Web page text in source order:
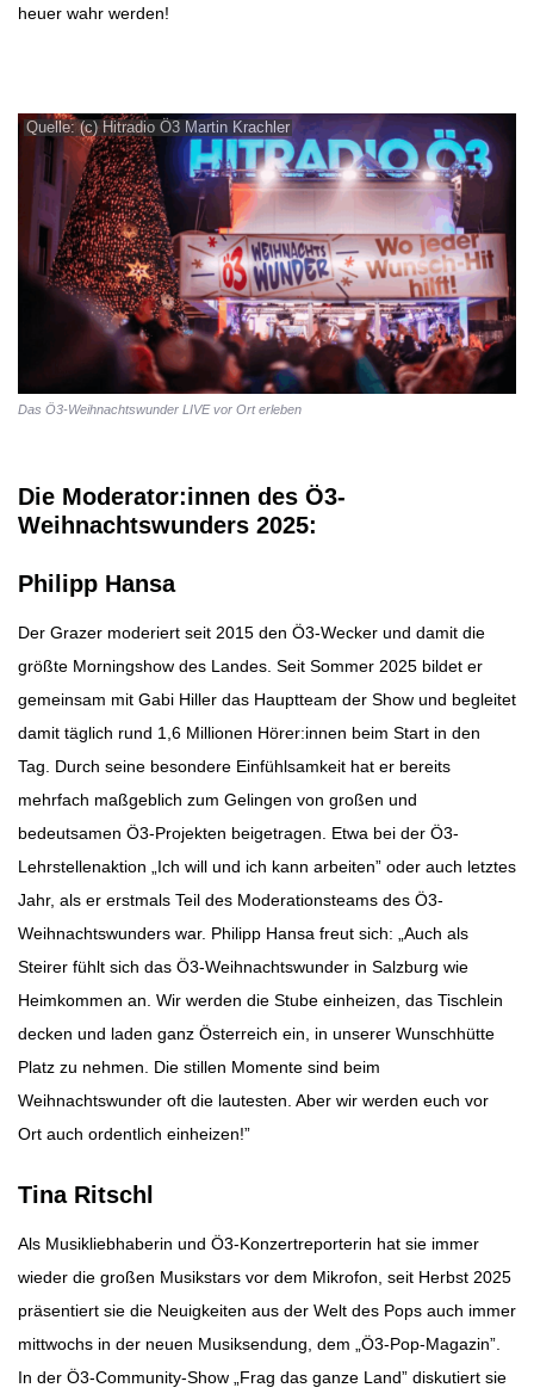
heuer wahr werden!
Quelle: (c) Hitradio Ö3 Martin Krachler
Das Ö3-Weihnachtswunder LIVE vor Ort erleben
Die Moderator:innen des Ö3-
Weihnachtswunders 2025:
Philipp Hansa
Der Grazer moderiert seit 2015 den Ö3-Wecker und damit die
größte Morningshow des Landes. Seit Sommer 2025 bildet er
gemeinsam mit Gabi Hiller das Hauptteam der Show und begleitet
damit täglich rund 1,6 Millionen Hörer:innen beim Start in den
Tag. Durch seine besondere Einfühlsamkeit hat er bereits
mehrfach maßgeblich zum Gelingen von großen und
bedeutsamen Ö3-Projekten beigetragen. Etwa bei der Ö3-
Lehrstellenaktion „Ich will und ich kann arbeiten” oder auch letztes
Jahr, als er erstmals Teil des Moderationsteams des Ö3-
Weihnachtswunders war. Philipp Hansa freut sich: „Auch als
Steirer fühlt sich das Ö3-Weihnachtswunder in Salzburg wie
Heimkommen an. Wir werden die Stube einheizen, das Tischlein
decken und laden ganz Österreich ein, in unserer Wunschhütte
Platz zu nehmen. Die stillen Momente sind beim
Weihnachtswunder oft die lautesten. Aber wir werden euch vor
Ort auch ordentlich einheizen!”
Tina Ritschl
Als Musikliebhaberin und Ö3-Konzertreporterin hat sie immer
wieder die großen Musikstars vor dem Mikrofon, seit Herbst 2025
präsentiert sie die Neuigkeiten aus der Welt des Pops auch immer
mittwochs in der neuen Musiksendung, dem „Ö3-Pop-Magazin”.
In der Ö3-Community-Show „Frag das ganze Land” diskutiert sie